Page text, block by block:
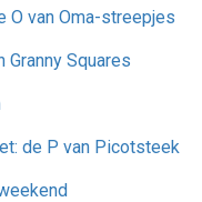
O van Oma-streepjes
Squares
de P van Picotsteek